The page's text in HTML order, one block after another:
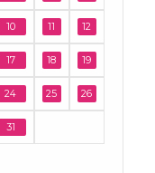
10 11 12
17 18 19
24 25 26
31